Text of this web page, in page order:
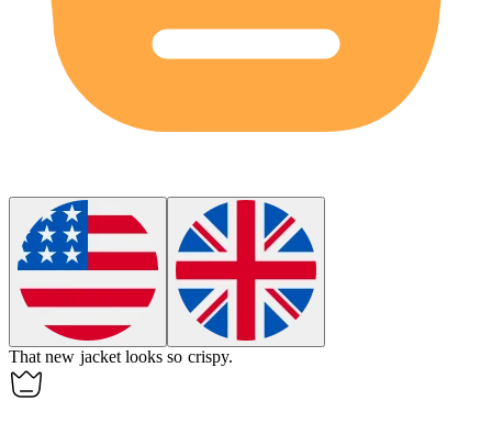
That new jacket looks so crispy.